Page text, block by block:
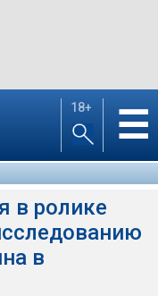
18+ ☰
в ролике
в